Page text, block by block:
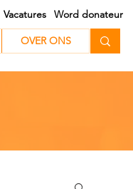
Vacatures
Word donateur
OVER ONS